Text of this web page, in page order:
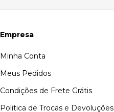
Empresa
Minha Conta
Meus Pedidos
Condições de Frete Grátis
Politica de Trocas e Devoluções